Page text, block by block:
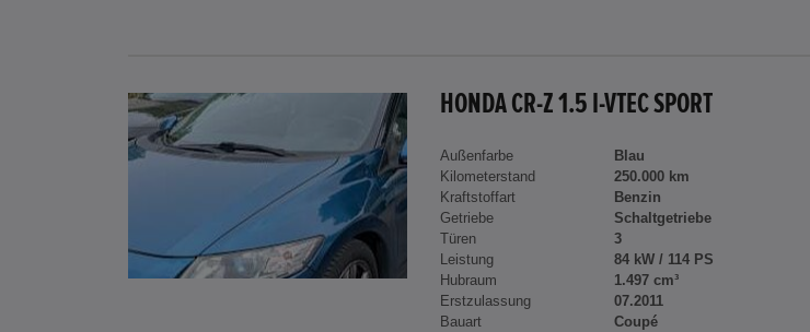
HONDA CR-Z 1.5 I-VTEC SPORT
Außenfarbe
Blau
Kilometerstand
250.000 km
Kraftstoffart
Benzin
Getriebe
Schaltgetriebe
Türen
3
Leistung
84 kW / 114 PS
Hubraum
1.497 cm³
Erstzulassung
07.2011
Bauart
Coupé